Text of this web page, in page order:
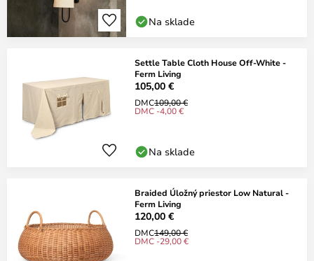
Na sklade
Settle Table Cloth House Off-White -
Ferm Living
105,00 €
DMC109,00 €
DMC -4,00 €
Na sklade
Braided Úložný priestor Low Natural -
Ferm Living
120,00 €
DMC149,00 €
DMC -29,00 €